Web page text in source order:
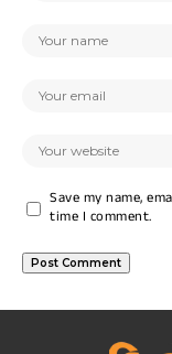
Save my name,
time I comment.